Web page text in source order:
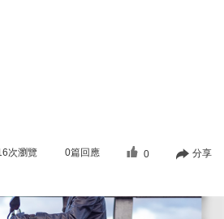
次瀏覽 0篇回應 0 分享